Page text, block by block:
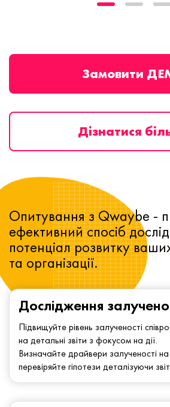
Замовити
Дізнатися
Дослідження
Підвищуйте рівень залученості
на детальні звіти з фокусом на дії.
Визначайте драйвери залученості на
перевіряйте гіпотези деталізуючи
Опитування з Qwaybe -
ефективний спосіб
потенціал розвитку
та організації.